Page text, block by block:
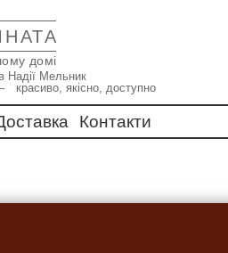
домі
Надії Мельник
якісно, доступно
Контакти